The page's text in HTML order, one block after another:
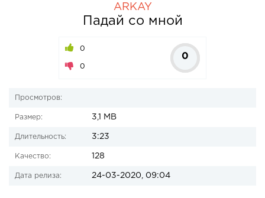
ARKAY
Падай со мной
0
0
0
Просмотров:
Размер: 3,1 MB
Длительность: 3:23
Качество: 128
Дата релиза: 24-03-2020, 09:04